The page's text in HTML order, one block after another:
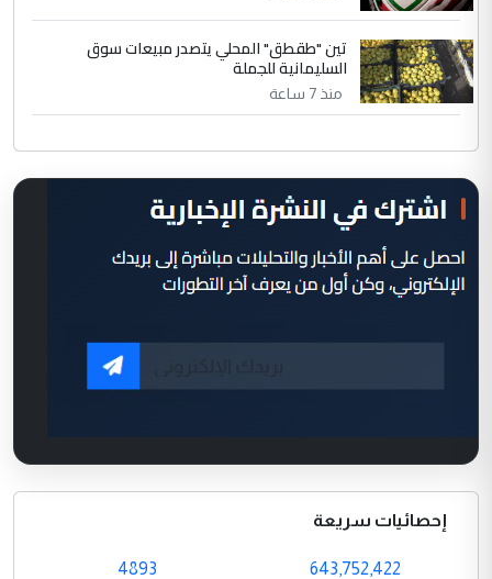
تين "طقطق" المحلي يتصدر مبيعات سوق
السليمانية للجملة
منذ 7 ساعة
إحصائيات سريعة
643,752,422
4893